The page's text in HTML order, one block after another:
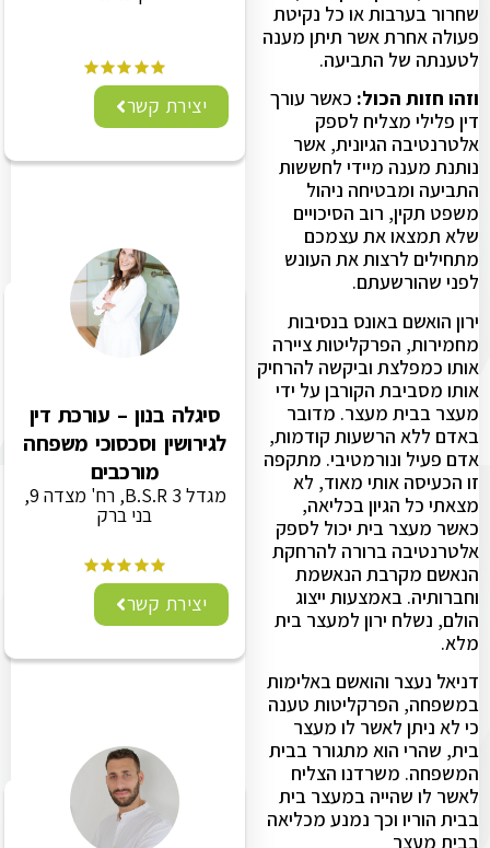
שחרור בערבות או כל נקיטת
פעולה אחרת אשר תיתן מענה
לטענתה של התביעה.
וזהו חזות הכול:כאשר עורך
דין פלילי מצליח לספק
אלטרנטיבה הגיונית, אשר
נותנת מענה מיידי לחששות
התביעה ומבטיחה ניהול
משפט תקין, רוב הסיכויים
שלא תמצאו את עצמכם
מתחילים לרצות את העונש
לפני שהורשעתם.
ירון הואשם באונס בנסיבות
מחמירות, הפרקליטות ציירה
אותו כמפלצת וביקשה להרחיק
אותו מסביבת הקורבן על ידי
מעצר בבית מעצר. מדובר
באדם ללא הרשעות קודמות,
אדם פעיל ונורמטיבי. מתקפה
זו הכעיסה אותי מאוד, לא
מצאתי כל הגיון בכליאה,
כאשר מעצר בית יכול לספק
אלטרנטיבה ברורה להרחקת
הנאשם מקרבת הנאשמת
וחברותיה. באמצעות ייצוג
הולם, נשלח ירון למעצר בית
מלא.
דניאל נעצר והואשם באלימות
במשפחה, הפרקליטות טענה
כי לא ניתן לאשר לו מעצר
בית, שהרי הוא מתגורר בבית
המשפחה. משרדנו הצליח
לאשר לו שהייה במעצר בית
בבית הוריו וכך נמנע מכליאה
בבית מעצר
יצירת קשר
סיגלה בנון – עורכת דין
לגירושין וסכסוכי משפחה
מורכבים
מגדל B.S.R 3, רח' מצדה 9,
בני ברק
יצירת קשר